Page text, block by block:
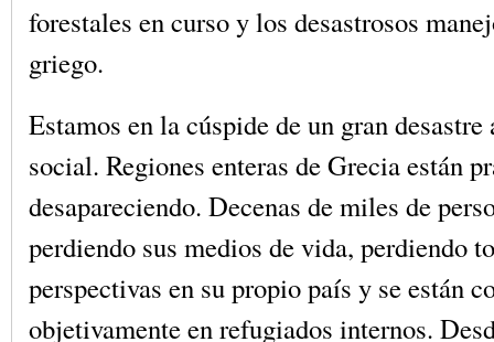
forestales en curso y los desastrosos
griego.
Estamos en la cúspide de un gran
social. Regiones enteras de Grecia están
desapareciendo. Decenas de miles de
perdiendo sus medios de vida, perdiendo
perspectivas en su propio país y se están
objetivamente en refugiados internos.